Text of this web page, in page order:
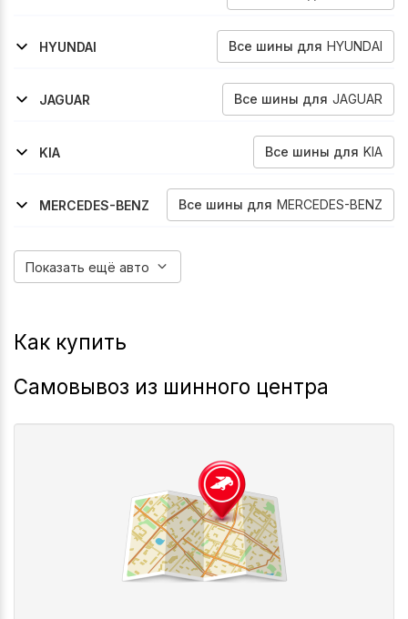
1998-2003
HYUNDAI
Все шины для HYUNDAI
2005-2010
2010-2012
JAGUAR
Все шины для JAGUAR
2011-2015
2008-2011
2012-2015
2003-2007
2007-2009
KIA
Все шины для KIA
2007-2010
2004-2010
MERCEDES-BENZ
Все шины для MERCEDES-BENZ
Показать ещё авто
Как купить
Самовывоз из шинного центра